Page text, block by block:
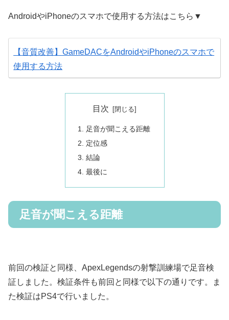
AndroidやiPhoneのスマホで使用する方法はこちら▼
【音質改善】GameDACをAndroidやiPhoneのスマホで
使用する方法
目次
足音が聞こえる距離
定位感
結論
最後に
足音が聞こえる距離
前回の検証と同様、ApexLegendsの射撃訓練場で足音検
証しました。検証条件も前回と同様で以下の通りです。ま
た検証はPS4で行いました。